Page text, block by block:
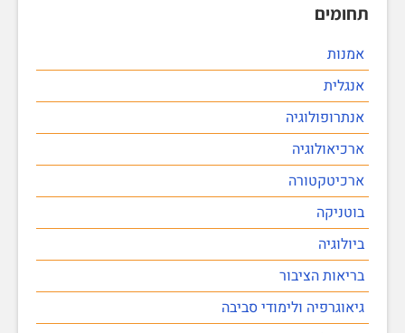
תחומים
אמנות
אנגלית
אנתרופולוגיה
ארכיאולוגיה
ארכיטקטורה
בוטניקה
ביולוגיה
בריאות הציבור
גיאוגרפיה ולימודי סביבה